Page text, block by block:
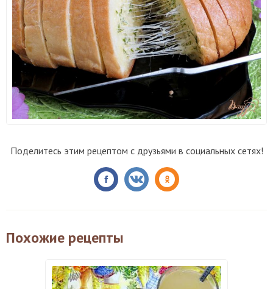
Поделитесь этим рецептом с друзьями в социальных сетях!
Похожие рецепты